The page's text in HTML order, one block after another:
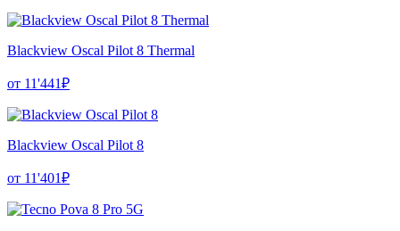
Blackview Oscal Pilot 8 Thermal
от 11'441₽
Blackview Oscal Pilot 8
от 11'401₽